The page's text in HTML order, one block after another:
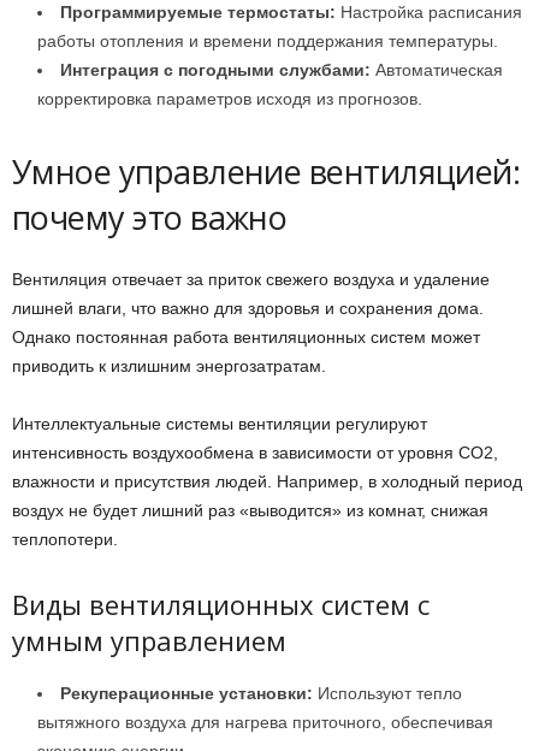
Программируемые термостаты: Настройка расписания
работы отопления и времени поддержания температуры.
Интеграция с погодными службами: Автоматическая
корректировка параметров исходя из прогнозов.
Умное управление вентиляцией:
почему это важно
Вентиляция отвечает за приток свежего воздуха и удаление
лишней влаги, что важно для здоровья и сохранения дома.
Однако постоянная работа вентиляционных систем может
приводить к излишним энергозатратам.
Интеллектуальные системы вентиляции регулируют
интенсивность воздухообмена в зависимости от уровня CO2,
влажности и присутствия людей. Например, в холодный период
воздух не будет лишний раз «выводится» из комнат, снижая
теплопотери.
Виды вентиляционных систем с
умным управлением
Рекуперационные установки: Используют тепло
вытяжного воздуха для нагрева приточного, обеспечивая